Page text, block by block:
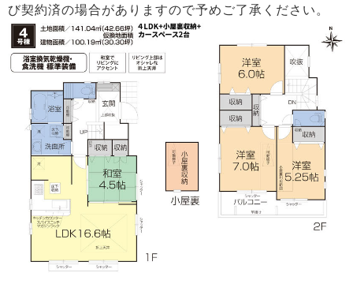
び契約済の場合がありますので予めご了承ください。